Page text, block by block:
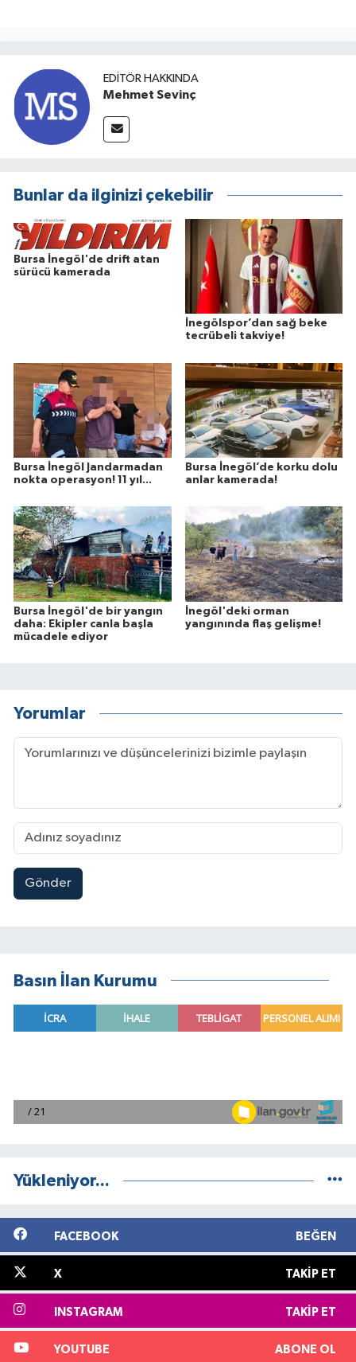
EDITÖR HAKKINDA
Mehmet Sevinç
Bunlar da ilginizi çekebilir
Bursa İnegöl'de drift atan
sürücü kamerada
İnegölspor’dan sağ beke
tecrübeli takviye!
Bursa İnegöl Jandarmadan
nokta operasyon! 11 yıl...
Bursa İnegöl’de korku dolu
anlar kamerada!
Bursa İnegöl'de bir yangın
daha: Ekipler canla başla
mücadele ediyor
İnegöl'deki orman
yangınında flaş gelişme!
Yorumlar
Gönder
Basın İlan Kurumu
Yükleniyor...
FACEBOOK BEĞEN
X TAKIP ET
INSTAGRAM TAKIP ET
YOUTUBE ABONE OL